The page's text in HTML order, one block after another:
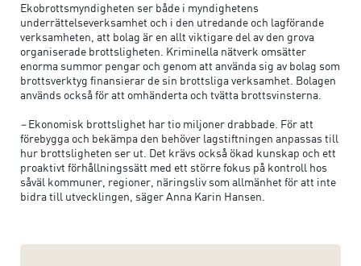
Ekobrottsmyndigheten ser både i myndighetens
underrättelseverksamhet och i den utredande och lagförande
verksamheten, att bolag är en allt viktigare del av den grova
organiserade brottsligheten. Kriminella nätverk omsätter
enorma summor pengar och genom att använda sig av bolag som
brottsverktyg finansierar de sin brottsliga verksamhet. Bolagen
används också för att omhänderta och tvätta brottsvinsterna.
–Ekonomisk brottslighet har tio miljoner drabbade. För att
förebygga och bekämpa den behöver lagstiftningen anpassas till
hur brottsligheten ser ut. Det krävs också ökad kunskap och ett
proaktivt förhållningssätt med ett större fokus på kontroll hos
såväl kommuner, regioner, näringsliv som allmänhet för att inte
bidra till utvecklingen, säger Anna Karin Hansen.